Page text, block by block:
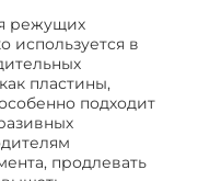
режущих
используется в
пластины,
подходит
продлевать